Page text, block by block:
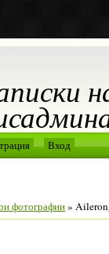
Вход
фотографии»